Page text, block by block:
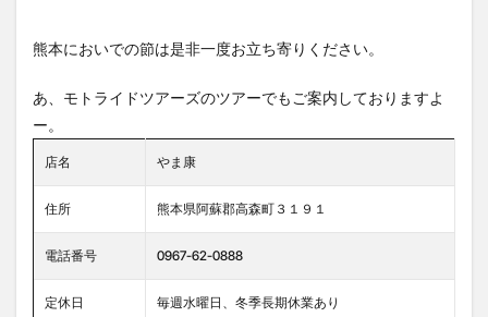
熊本においでの節は是非一度お立ち寄りください。
あ、モトライドツアーズのツアーでもご案内しておりますよ
ー。
店名 やま康
住所 熊本県阿蘇郡高森町３１９１
電話番号 0967-62-0888
定休日 毎週水曜日、冬季長期休業あり